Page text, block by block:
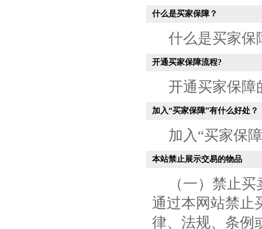
什么是买家保障？
什么是买家
开通买家保障流程?
开通买家保障
加入“买家保障”有什么好处？
加入“买家保
本站禁止展示交易的物品
（一）禁止
通过本网站禁止
律、法规、条例